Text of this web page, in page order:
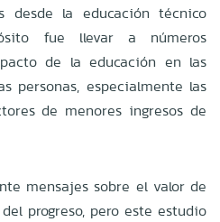
desde la educación técnico
fue llevar a números
de la educación en las
personas, especialmente las
de menores ingresos de
mensajes sobre el valor de
progreso, pero este estudio